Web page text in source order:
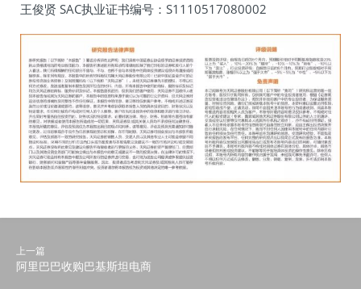
王俊贤 SAC执业证书编号：S1110517080002
上一篇
阿里巴巴收购巴基斯坦电商